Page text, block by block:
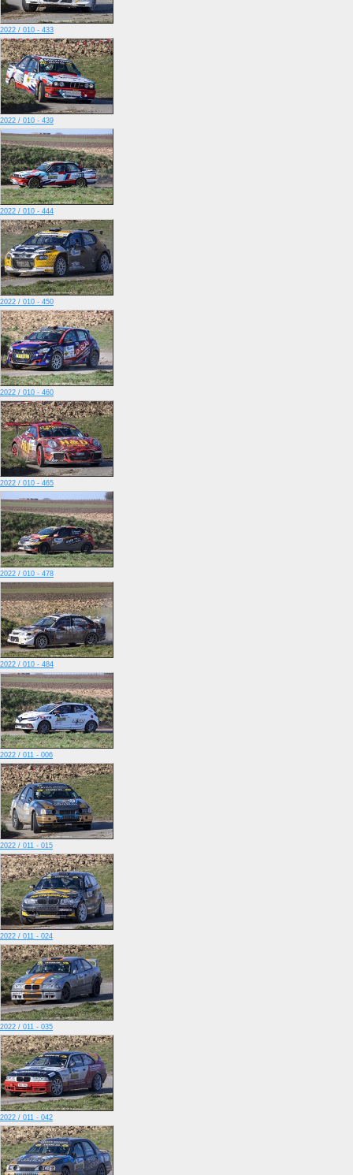
2022 / 010 - 433
2022 / 010 - 439
2022 / 010 - 444
2022 / 010 - 450
2022 / 010 - 460
2022 / 010 - 465
2022 / 010 - 478
2022 / 010 - 484
2022 / 011 - 006
2022 / 011 - 015
2022 / 011 - 024
2022 / 011 - 035
2022 / 011 - 042